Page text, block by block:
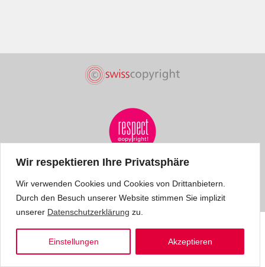
Wir respektieren Ihre Privatsphäre
Wir verwenden Cookies und Cookies von Drittanbietern.
Durch den Besuch unserer Website stimmen Sie implizit
unserer Datenschutzerklärung zu.
Einstellungen Akzeptieren